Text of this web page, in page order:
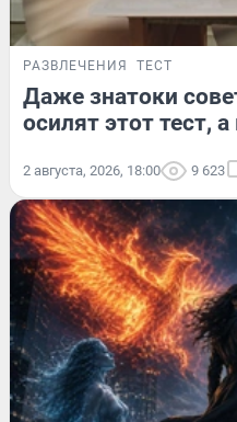
РАЗВЛЕЧЕНИЯ ТЕСТ
Даже знатоки
осилят этот тест,
2 августа, 2026, 18:00 9 623